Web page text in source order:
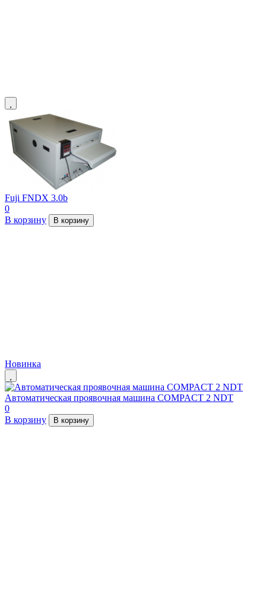
Fuji FNDX 3.0b
0
В корзину
В корзину
Новинка
Автоматическая проявочная машина COMPACT 2 NDT
0
В корзину
В корзину